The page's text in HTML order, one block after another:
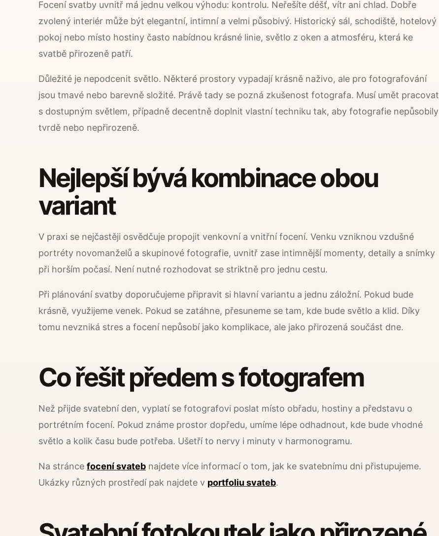
Focení svatby uvnitř má jednu velkou výhodu: kontrolu. Neřešíte déšť, vítr ani chlad. Dobře
zvolený interiér může být elegantní, intimní a velmi působivý. Historický sál, schodiště, hotelový
pokoj nebo místo hostiny často nabídnou krásné linie, světlo z oken a atmosféru, která ke
svatbě přirozeně patří.
Důležité je nepodcenit světlo. Některé prostory vypadají krásně naživo, ale pro fotografování
jsou tmavé nebo barevně složité. Právě tady se pozná zkušenost fotografa. Musí umět pracovat
s dostupným světlem, případně decentně doplnit vlastní techniku tak, aby fotografie nepůsobily
tvrdě nebo nepřirozeně.
Nejlepší bývá kombinace obou
variant
V praxi se nejčastěji osvědčuje propojit venkovní a vnitřní focení. Venku vzniknou vzdušné
portréty novomanželů a skupinové fotografie, uvnitř zase intimnější momenty, detaily a snímky
při horším počasí. Není nutné rozhodovat se striktně pro jednu cestu.
Při plánování svatby doporučujeme připravit si hlavní variantu a jednu záložní. Pokud bude
krásně, využijeme venek. Pokud se zatáhne, přesuneme se tam, kde bude světlo a klid. Díky
tomu nevzniká stres a focení nepůsobí jako komplikace, ale jako přirozená součást dne.
Co řešit předem s fotografem
Než přijde svatební den, vyplatí se fotografovi poslat místo obřadu, hostiny a představu o
portrétním focení. Pokud známe prostor dopředu, umíme lépe odhadnout, kde bude vhodné
světlo a kolik času bude potřeba. Ušetří to nervy i minuty v harmonogramu.
Na stránce focení svateb najdete více informací o tom, jak ke svatebnímu dni přistupujeme.
Ukázky různých prostředí pak najdete v portfoliu svateb.